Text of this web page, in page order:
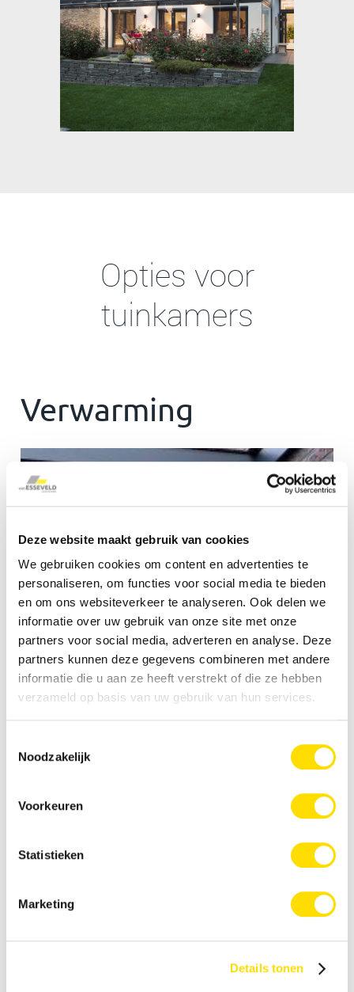
Deze website maakt gebruik van cookies
We gebruiken cookies om content en advertenties te
personaliseren, om functies voor social media te bieden
en om ons websiteverkeer te analyseren. Ook delen we
informatie over uw gebruik van onze site met onze
partners voor social media, adverteren en analyse. Deze
partners kunnen deze gegevens combineren met andere
informatie die u aan ze heeft verstrekt of die ze hebben
verzameld op basis van uw gebruik van hun services.
Noodzakelijk
Voorkeuren
Statistieken
Marketing
Details tonen
Opties voor
tuinkamers
Verwarming
goed geïsoleerd is kan het 's avonds soms
onbehaagelijk aan voelen, een verwarming is dan
een uitkomst! Net zoals er in de serres veel
verwarming volop!
Zonwering